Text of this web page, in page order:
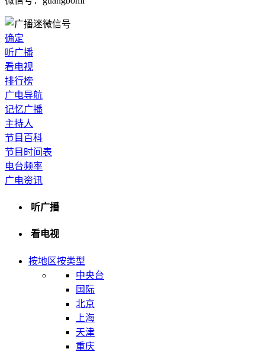
确定
听广播
看电视
排行榜
广电导航
记忆广播
主持人
节目百科
节目时间表
电台频率
广电资讯
听广播
看电视
按地区按类型
中央台
国际
北京
上海
天津
重庆